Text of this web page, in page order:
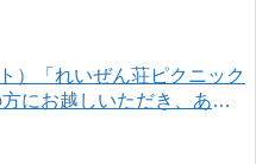
）「れいぜん荘ピクニック
にお越しいただき、あり